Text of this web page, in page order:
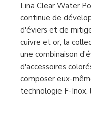
Lina Clear Water
continue de
d'éviers et de
cuivre et or, la
une combinaison
d'accessoires
composer eux-
technologie F-Inox,